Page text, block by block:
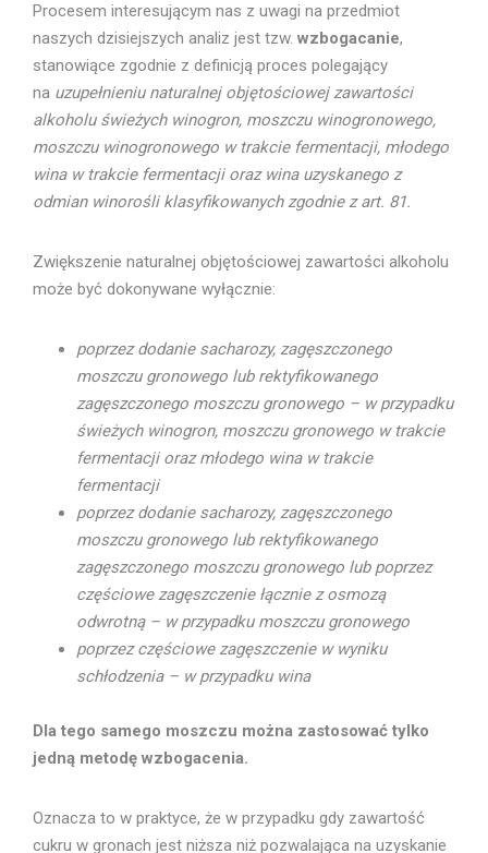
Procesem interesującym nas z uwagi na przedmiot
naszych dzisiejszych analiz jest tzw. wzbogacanie,
stanowiące zgodnie z definicją proces polegający
na uzupełnieniu naturalnej objętościowej zawartości
alkoholu świeżych winogron, moszczu winogronowego,
moszczu winogronowego w trakcie fermentacji, młodego
wina w trakcie fermentacji oraz wina uzyskanego z
odmian winorośli klasyfikowanych zgodnie z art. 81.
Zwiększenie naturalnej objętościowej zawartości alkoholu
może być dokonywane wyłącznie:
poprzez dodanie sacharozy, zagęszczonego
moszczu gronowego lub rektyfikowanego
zagęszczonego moszczu gronowego – w przypadku
świeżych winogron, moszczu gronowego w trakcie
fermentacji oraz młodego wina w trakcie
fermentacji
poprzez dodanie sacharozy, zagęszczonego
moszczu gronowego lub rektyfikowanego
zagęszczonego moszczu gronowego lub poprzez
częściowe zagęszczenie łącznie z osmozą
odwrotną – w przypadku moszczu gronowego
poprzez częściowe zagęszczenie w wyniku
schłodzenia – w przypadku wina
Dla tego samego moszczu można zastosować tylko
jedną metodę wzbogacenia.
Oznacza to w praktyce, że w przypadku gdy zawartość
cukru w gronach jest niższa niż pozwalająca na uzyskanie